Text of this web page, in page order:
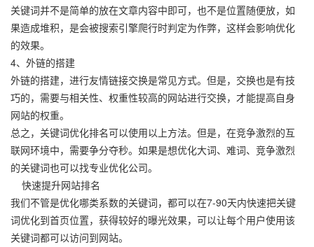
关键词并不是简单的放在文章内容中即可，也不是位置随便放，如
果造成堆积，是会被搜索引擎爬行时判定为作弊，这样会影响优化
的效果。
4、外链的搭建
外链的搭建，进行友情链接交换是常见方式。但是，交换也是有技
巧的，需要与相关性、权重性较高的网站进行交换，才能提高自身
网站的权重。
总之，关键词优化排名可以使用以上方法。但是，在竞争激烈的互
联网环境中，需要争分夺秒。如果是想优化大词、难词、竞争激烈
的关键词也可以找专业优化公司。
快速提升网站排名
我们不管是优化哪类系数的关键词，都可以在7-90天内快速把关键
词优化到首页位置，获得较好的曝光效果，可以让每个用户使用该
关键词都可以访问到网站。